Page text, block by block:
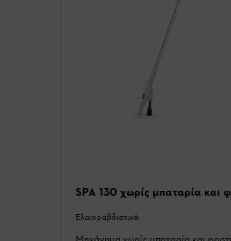
SPA 130 χωρίς μπαταρία και
Ελαιοραβδιστικά